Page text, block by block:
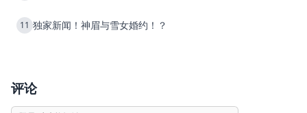
11 独家新闻！神眉与雪女婚约！？
评论